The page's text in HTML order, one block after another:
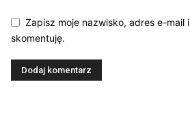
Zapisz moje nazwisko, adres e-
skomentuję.